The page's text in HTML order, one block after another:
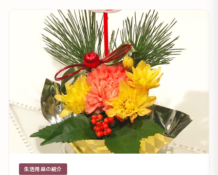
生活用品の紹介